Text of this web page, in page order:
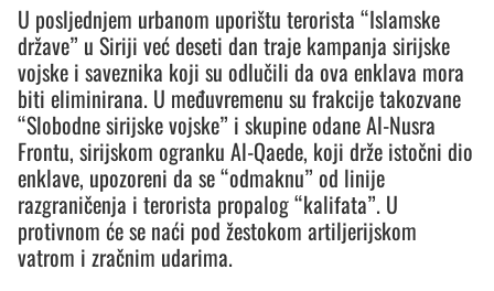
U posljednjem urbanom uporištu terorista “Islamske
države” u Siriji već deseti dan traje kampanja sirijske
vojske i saveznika koji su odlučili da ova enklava mora
biti eliminirana. U međuvremenu su frakcije takozvane
“Slobodne sirijske vojske” i skupine odane Al-Nusra
Frontu, sirijskom ogranku Al-Qaede, koji drže istočni dio
enklave, upozoreni da se “odmaknu” od linije
razgraničenja i terorista propalog “kalifata”. U
protivnom će se naći pod žestokom artiljerijskom
vatrom i zračnim udarima.